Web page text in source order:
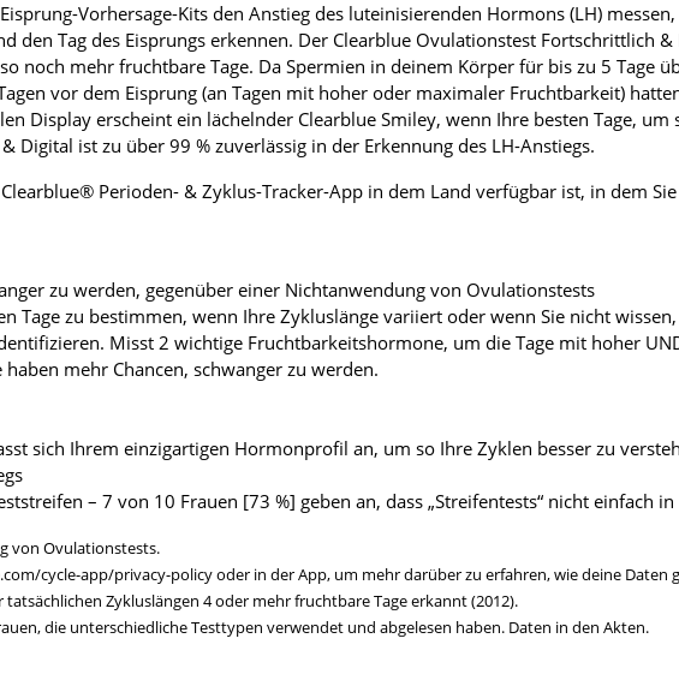
Vorhersage-Kits den Anstieg des luteinisierenden Hormons (LH)
den Tag des Eisprungs erkennen. Der Clearblue Ovulationstest Fortschrittlich
noch mehr fruchtbare Tage. Da Spermien in deinem Körper für bis zu 5 Tage
vor dem Eisprung (an Tagen mit hoher oder maximaler Fruchtbarkeit)
Display erscheint ein lächelnder Clearblue Smiley, wenn Ihre besten Tage, um
ist zu über 99 % zuverlässig in der Erkennung des LH-Anstiegs.
Perioden- & Zyklus-Tracker-App in dem Land verfügbar ist, in dem Sie
zu werden, gegenüber einer Nichtanwendung von Ovulationstests
Tage zu bestimmen, wenn Ihre Zykluslänge variiert oder wenn Sie nicht
Misst 2 wichtige Fruchtbarkeitshormone, um die Tage mit hoher
mehr Chancen, schwanger zu werden.
sich Ihrem einzigartigen Hormonprofil an, um so Ihre Zyklen besser zu
– 7 von 10 Frauen [73 %] geben an, dass „Streifentests“ nicht einfach
von Ovulationstests.
cycle-app/privacy-policy oder in der App, um mehr darüber zu erfahren, wie deine Daten
Zykluslängen 4 oder mehr fruchtbare Tage erkannt (2012).
die unterschiedliche Testtypen verwendet und abgelesen haben. Daten in den Akten.